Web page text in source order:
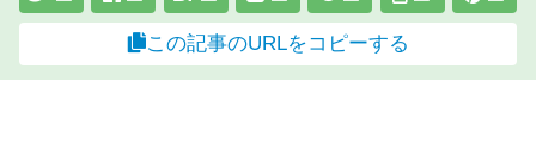
この記事のURLをコピーする